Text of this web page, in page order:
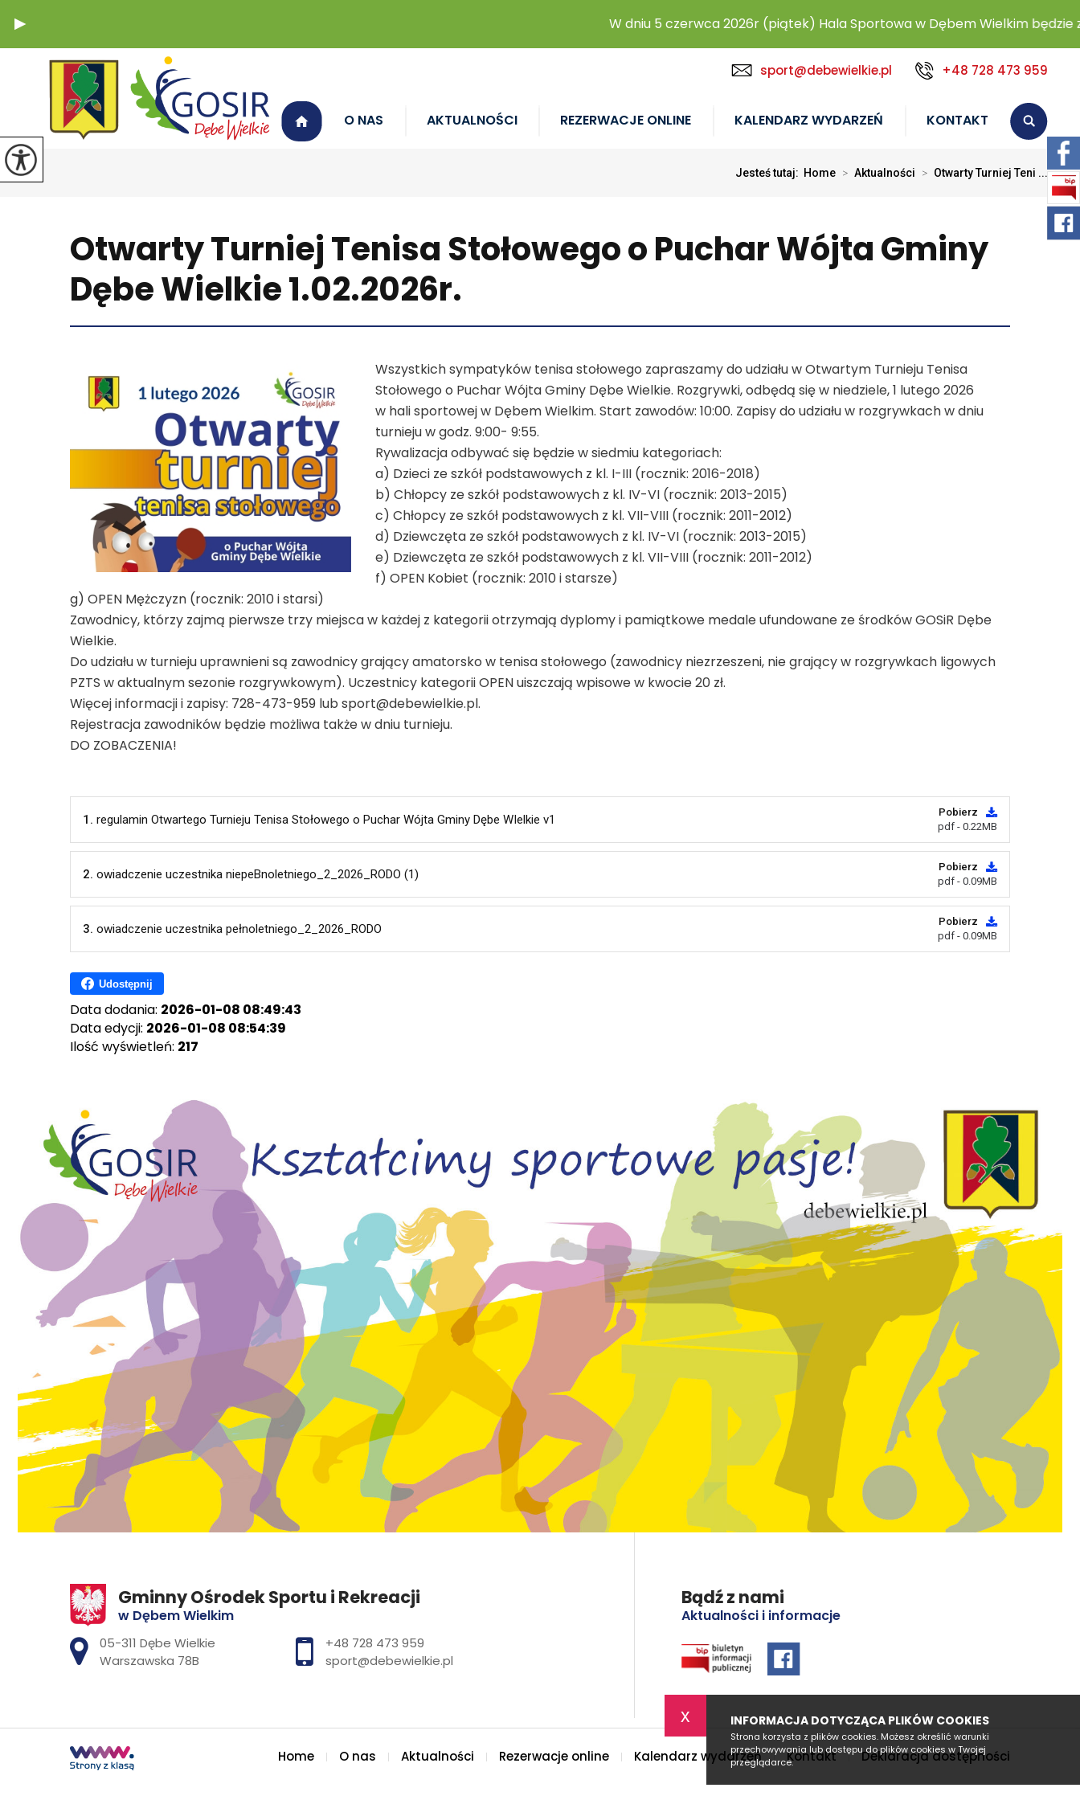
x INFORMACJA DOTYCZĄCA PLIKÓW COOKIES
Strona korzysta z plików cookies. Możesz określić warunki
przechowywania lub dostępu do plików cookies w Twojej
przeglądarce.
W dniu 5 czerwca 2026r (piątek) Hala Sportowa w Dębem Wielkim będzie
sport@debewielkie.pl +48 728 473 959
O NAS AKTUALNOŚCI REZERWACJE ONLINE KALENDARZ WYDARZEŃ KONTAKT
Jesteś tutaj: Home > Aktualności > Otwarty Turniej Teni ...
Otwarty Turniej Tenisa Stołowego o Puchar Wójta Gminy
Dębe Wielkie 1.02.2026r.
Wszystkich sympatyków tenisa stołowego zapraszamy do udziału w Otwartym Turnieju Tenisa
Stołowego o Puchar Wójta Gminy Dębe Wielkie. Rozgrywki, odbędą się w niedziele, 1 lutego 2026
w hali sportowej w Dębem Wielkim. Start zawodów: 10:00. Zapisy do udziału w rozgrywkach w dniu
turnieju w godz. 9:00- 9:55.
Rywalizacja odbywać się będzie w siedmiu kategoriach:
a) Dzieci ze szkół podstawowych z kl. I-III (rocznik: 2016-2018)
b) Chłopcy ze szkół podstawowych z kl. IV-VI (rocznik: 2013-2015)
c) Chłopcy ze szkół podstawowych z kl. VII-VIII (rocznik: 2011-2012)
d) Dziewczęta ze szkół podstawowych z kl. IV-VI (rocznik: 2013-2015)
e) Dziewczęta ze szkół podstawowych z kl. VII-VIII (rocznik: 2011-2012)
f) OPEN Kobiet (rocznik: 2010 i starsze)
g) OPEN Mężczyzn (rocznik: 2010 i starsi)
Zawodnicy, którzy zajmą pierwsze trzy miejsca w każdej z kategorii otrzymają dyplomy i pamiątkowe medale ufundowane ze środków GOSiR Dębe
Wielkie.
Do udziału w turnieju uprawnieni są zawodnicy grający amatorsko w tenisa stołowego (zawodnicy niezrzeszeni, nie grający w rozgrywkach ligowych
PZTS w aktualnym sezonie rozgrywkowym). Uczestnicy kategorii OPEN uiszczają wpisowe w kwocie 20 zł.
Więcej informacji i zapisy: 728-473-959 lub sport@debewielkie.pl.
Rejestracja zawodników będzie możliwa także w dniu turnieju.
DO ZOBACZENIA!
1. regulamin Otwartego Turnieju Tenisa Stołowego o Puchar Wójta Gminy Dębe WIelkie v1
Pobierz
pdf - 0.22MB
2. owiadczenie uczestnika niepeBnoletniego_2_2026_RODO (1)
Pobierz
pdf - 0.09MB
3. owiadczenie uczestnika pełnoletniego_2_2026_RODO
Pobierz
pdf - 0.09MB
Udostępnij
Data dodania: 2026-01-08 08:49:43
Data edycji: 2026-01-08 08:54:39
Ilość wyświetleń: 217
Gminny Ośrodek Sportu i Rekreacji
w Dębem Wielkim
Adres pocztowy:
05-311 Dębe Wielkie
Warszawska 78B
+48 728 473 959
sport@debewielkie.pl
Bądź z nami
Aktualności i informacje
Home O nas Aktualności Rezerwacje online Kalendarz wydarzeń Kontakt Deklaracja dostępności